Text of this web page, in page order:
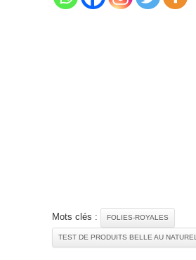
Mots clés : FOLIES-ROYALES
TEST DE PRODUITS BELLE AU NATUREL